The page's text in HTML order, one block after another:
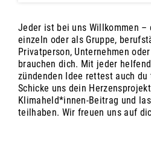
Jeder ist bei uns Willkommen –
einzeln oder als Gruppe,
Privatperson, Unternehmen
brauchen dich. Mit jeder
zündenden Idee rettest auch
Schicke uns dein
Klimaheld*innen-Beitrag und
teilhaben. Wir freuen uns auf